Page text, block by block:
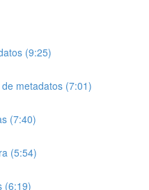
(9:25)
metadatos (7:01)
(7:40)
(5:54)
(6:19)